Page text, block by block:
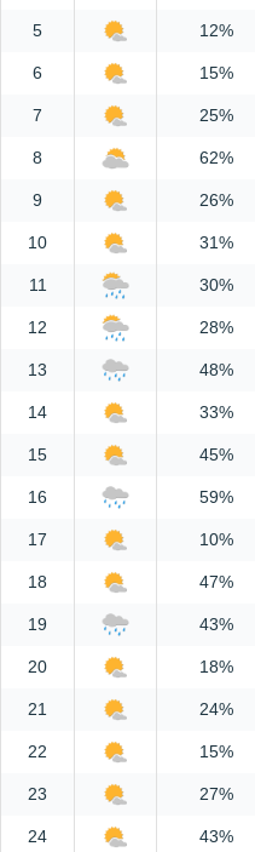
5 12%
6 15%
7 25%
8 62%
9 26%
10 31%
11 30%
12 28%
13 48%
14 33%
15 45%
16 59%
17 10%
18 47%
19 43%
20 18%
21 24%
22 15%
23 27%
24 43%